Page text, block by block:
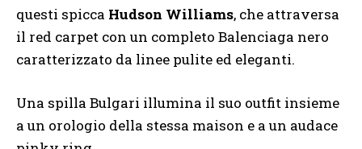
questi spicca Hudson Williams, che attraversa
il red carpet con un completo Balenciaga nero
caratterizzato da linee pulite ed eleganti.
Una spilla Bulgari illumina il suo outfit insieme
a un orologio della stessa maison e a un audace